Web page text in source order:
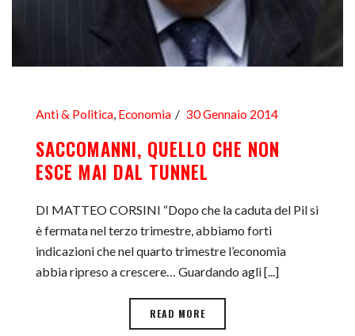
Anti & Politica, Economia 30 Gennaio 2014
SACCOMANNI, QUELLO CHE NON
ESCE MAI DAL TUNNEL
DI MATTEO CORSINI “Dopo che la caduta del Pil si
è fermata nel terzo trimestre, abbiamo forti
indicazioni che nel quarto trimestre l’economia
abbia ripreso a crescere… Guardando agli [...]
READ MORE